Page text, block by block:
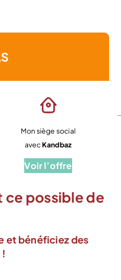
Mon siège social
avec Kandbaz
Voir l’offre
ce possible de
et bénéficiez des